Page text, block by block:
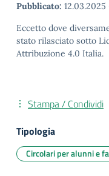
Pubblicato: 12.03.2025
Eccetto dove
stato rilasciato sotto
Attribuzione 4.0 Italia.
Stampa / Condividi
Tipologia
Circolari per alunni e